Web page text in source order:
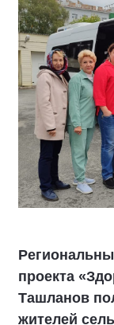
проекта
Ташланов
жителей